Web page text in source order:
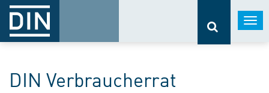
DIN Verbraucherrat